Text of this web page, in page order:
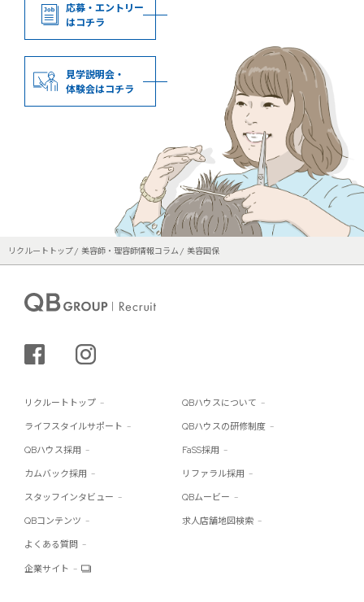
応募・エントリー
はコチラ
見学説明会・
体験会はコチラ
リクルートトップ 美容師・理容師情報コラム 美容国保
シェアする
リクルートトップ QBハウスについて
ライフスタイルサポート QBハウスの研修制度
QBハウス採用 FaSS採用
カムバック採用 リファラル採用
スタッフインタビュー QBムービー
QBコンテンツ 求人店舗地図検索
よくある質問
企業サイト